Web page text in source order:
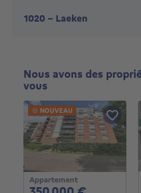
1020 - Laeken
Nous avons des propriétés similaires pour
vous
Appartement
NOUVEAU